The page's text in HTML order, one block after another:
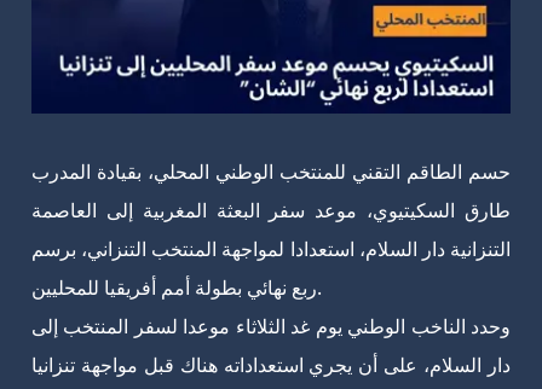
حسم الطاقم التقني للمنتخب الوطني المحلي، بقيادة المدرب
طارق السكيتيوي، موعد سفر البعثة المغربية إلى العاصمة
التنزانية دار السلام، استعدادا لمواجهة المنتخب التنزاني، برسم
ربع نهائي بطولة أمم أفريقيا للمحليين.
وحدد الناخب الوطني يوم غد الثلاثاء موعدا لسفر المنتخب إلى
دار السلام، على أن يجري استعداداته هناك قبل مواجهة تنزانيا